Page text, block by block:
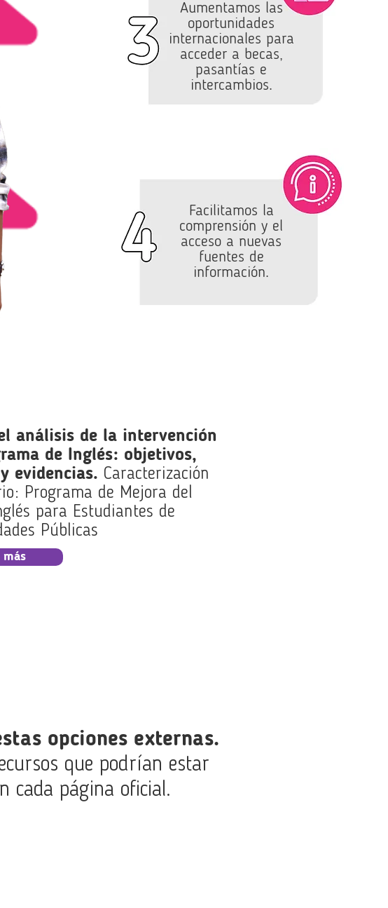
Aumentamos las
oportunidades
internacionales para
acceder a becas,
pasantías e
intercambios.
Facilitamos la
comprensión y el
acceso a nuevas
fuentes de
información.
análisis de la intervención
de Inglés: objetivos,
evidencias. Caracterización
Programa de Mejora del
para Estudiantes de
Públicas
más
opciones externas.
que podrían estar
cada página oficial.